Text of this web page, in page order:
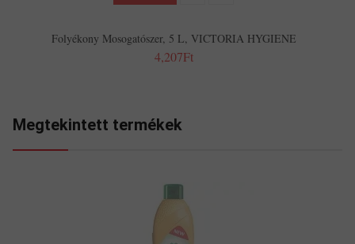
Folyékony Mosogatószer, 5 L, VICTORIA HYGIENE
4,207Ft
Megtekintett termékek